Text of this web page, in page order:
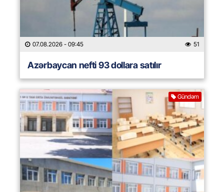
07.08.2026 - 09:45 51
Azərbaycan nefti 93 dollara satılır
Gündəm